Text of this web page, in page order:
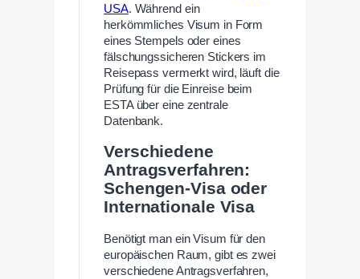
USA. Während ein
herkömmliches Visum in Form
eines Stempels oder eines
fälschungssicheren Stickers im
Reisepass vermerkt wird, läuft die
Prüfung für die Einreise beim
ESTA über eine zentrale
Datenbank.
Verschiedene
Antragsverfahren:
Schengen-Visa oder
Internationale Visa
Benötigt man ein Visum für den
europäischen Raum, gibt es zwei
verschiedene Antragsverfahren,